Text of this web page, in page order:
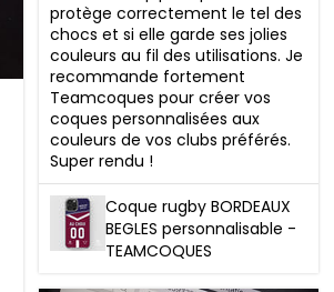
protège correctement le tel des
chocs et si elle garde ses jolies
couleurs au fil des utilisations. Je
recommande fortement
Teamcoques pour créer vos
coques personnalisées aux
couleurs de vos clubs préférés.
Super rendu !
Coque rugby BORDEAUX
BEGLES personnalisable -
TEAMCOQUES